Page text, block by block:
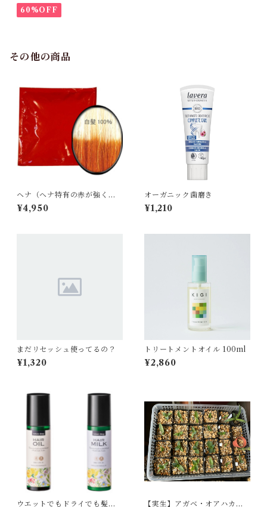
60%OFF
その他の商品
ヘナ（ヘナ特有の赤が強く出
ます）１００g
¥4,950
オーガニック歯磨き
¥1,210
まだリセッシュ使ってるの？
¥1,320
トリートメントオイル 100ml
¥2,860
ウエットでもドライでも髪に 【実生】アガベ・オアハカジ